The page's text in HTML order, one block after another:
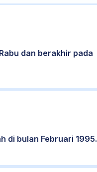
dan berakhir pada
di bulan Februari 1995.